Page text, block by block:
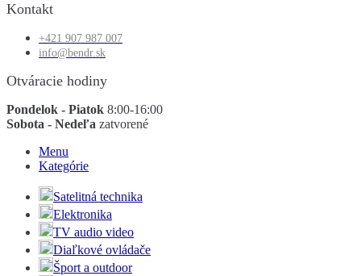
Kontakt
+421 907 987 007
info@bendr.sk
Otváracie hodiny
Pondelok - Piatok 8:00-16:00
Sobota - Nedeľa zatvorené
Menu
Kategórie
Satelitná technika
Elektronika
TV audio video
Diaľkové ovládače
Šport a outdoor